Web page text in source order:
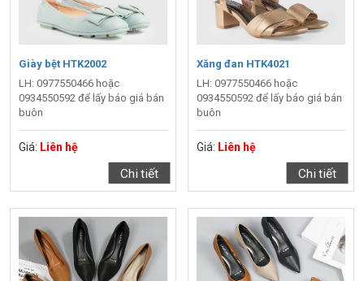
Giày bệt HTK2002
LH: 0977550466 hoặc
0934550592 để lấy báo giá bán
buôn
Giá: Liên hệ
Chi tiết
Xăng đan HTK4021
LH: 0977550466 hoặc
0934550592 để lấy báo giá bán
buôn
Giá: Liên hệ
Chi tiết